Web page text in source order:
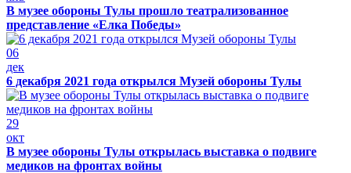
В музее обороны Тулы прошло театрализованное
представление «Елка Победы»
06
дек
6 декабря 2021 года открылся Музей обороны Тулы
29
окт
В музее обороны Тулы открылась выставка о подвиге
медиков на фронтах войны